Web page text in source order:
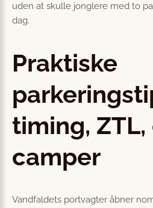
uden at skulle jonglere med to
dag.
Praktiske
timing,
camper
Vandfaldets portvagter åbner